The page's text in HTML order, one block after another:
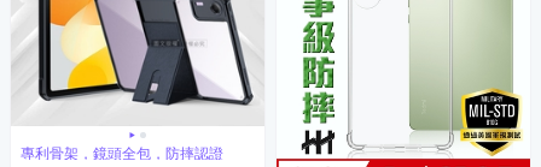
專利骨架，鏡頭全包，防摔認證